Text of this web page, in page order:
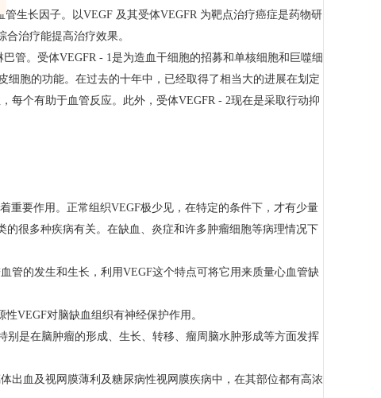
生长因子。以VEGF 及其受体VEGFR 为靶点治疗癌症是药物研
治疗能提高治疗效果。
管。受体VEGFR - 1是为造血干细胞的招募和单核细胞和巨噬细
细胞的功能。在过去的十年中，已经取得了相当大的进展在划定
每个有助于血管反应。此外，受体VEGFR - 2现在是采取行动抑
重要作用。正常组织VEGF极少见，在特定的条件下，才有少量
很多种疾病有关。在缺血、炎症和许多肿瘤细胞等病理情况下
管的发生和生长，利用VEGF这个特点可将它用来质量心血管缺
VEGF对脑缺血组织有神经保护作用。
是在脑肿瘤的形成、生长、转移、瘤周脑水肿形成等方面发挥
出血及视网膜薄利及糖尿病性视网膜疾病中，在其部位都有高浓